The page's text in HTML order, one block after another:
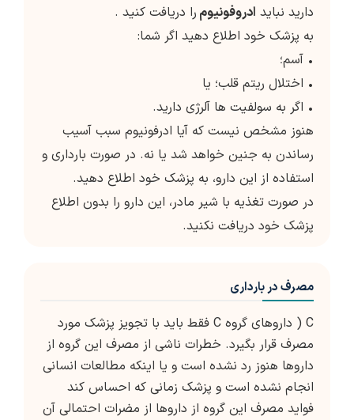
دارید نباید ادروفونیوم را دریافت کنید .
به پزشک خود اطلاع دهید اگر شما:
• آسم؛
• اختلال ریتم قلب؛ یا
• اگر به سولفیت ها آلرژی دارید.
هنوز مشخص نیست که آیا ادرفونیوم سبب آسیب
رساندن به جنین خواهد شد یا نه. در صورت بارداری و
استفاده از این دارو، به پزشک خود اطلاع دهید.
در صورت تغذیه با شیر مادر، این دارو را بدون اطلاع
پزشک خود دریافت نکنید.
مصرف در بارداری
C ( داروهای گروه C فقط باید با تجویز پزشک مورد
مصرف قرار بگیرد. خطرات ناشی از مصرف این گروه از
داروها هنوز رد نشده است و یا اینکه مطالعات انسانی
انجام نشده است و پزشک زمانی که احساس کند
فواید مصرف این گروه از داروها از مضرات احتمالی آن